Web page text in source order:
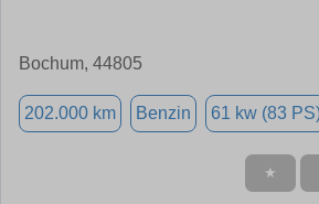
Bochum, 44805
202.000 km Benzin 61 kw (83
★